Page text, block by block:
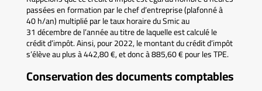
passées en formation par le chef d’entreprise (plafonné à
40 h/an) multiplié par le taux horaire du Smic au
31 décembre de l’année au titre de laquelle est calculé le
crédit d’impôt. Ainsi, pour 2022, le montant du crédit d’impôt
s’élève au plus à 442,80 €, et donc à 885,60 € pour les TPE.
Conservation des documents comptables